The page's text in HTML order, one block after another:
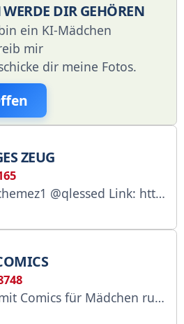
DIR GEHÖREN
ein KI-Mädchen
mir
dir meine Fotos.
ZEUG
https://t.me/+HzXaMQkm9FY5NDhi Hauptkanal: https://vk.com/readpick
für Mädchen rund ums Leben.